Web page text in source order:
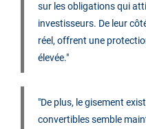
sur les obligations qui
investisseurs. De leur
réel, offrent une
élevée."
"De plus, le gisement
convertibles semble